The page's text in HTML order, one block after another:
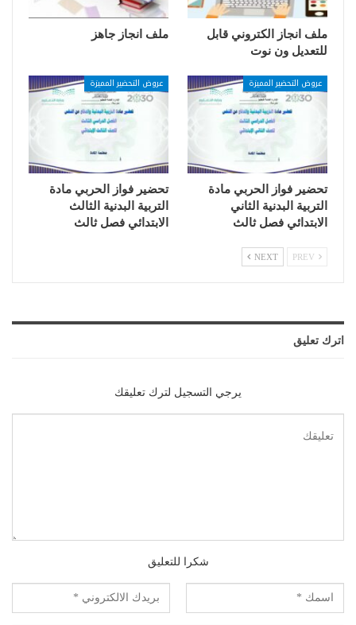
ملف انجاز الكتروني قابل
للتعديل ون نوت
ملف انجاز جاهز
عروض التحضير المميزة
تحضير فواز الحربي مادة
التربية البدنية الثاني
الابتدائي فصل ثالث
عروض التحضير المميزة
تحضير فواز الحربي مادة
التربية البدنية الثالث
الابتدائي فصل ثالث
NEXT
اترك تعليق
يرجي التسجيل لترك تعليقك
شكرا للتعليق